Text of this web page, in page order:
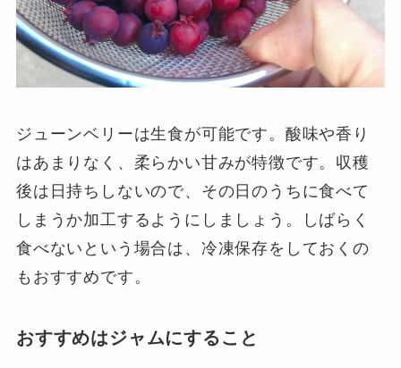
ジューンベリーは生食が可能です。酸味や香り
はあまりなく、柔らかい甘みが特徴です。収穫
後は日持ちしないので、その日のうちに食べて
しまうか加工するようにしましょう。しばらく
食べないという場合は、冷凍保存をしておくの
もおすすめです。
おすすめはジャムにすること